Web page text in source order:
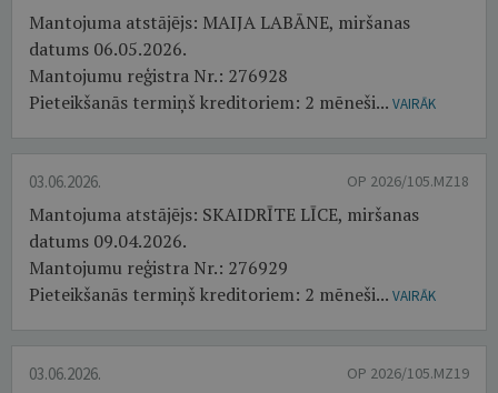
Mantojuma atstājējs: MAIJA LABĀNE, miršanas
datums 06.05.2026.
Mantojumu reģistra Nr.: 276928
Pieteikšanās termiņš kreditoriem: 2 mēneši... VAIRĀK
03.06.2026. OP 2026/105.MZ18
Mantojuma atstājējs: SKAIDRĪTE LĪCE, miršanas
datums 09.04.2026.
Mantojumu reģistra Nr.: 276929
Pieteikšanās termiņš kreditoriem: 2 mēneši... VAIRĀK
03.06.2026. OP 2026/105.MZ19